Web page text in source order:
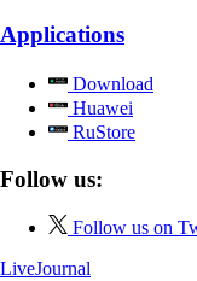
Applications
Download
Huawei
RuStore
Follow us:
Follow us on
LiveJournal